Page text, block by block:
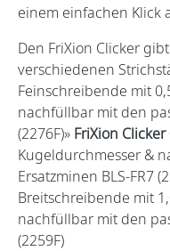
einem einfachen Klick
Den FriXion Clicker
verschiedenen
Feinschreibende mit
nachfüllbar mit den
(2276F)» FriXion Clicker
Kugeldurchmesser &
Ersatzminen BLS-FR7
Breitschreibende mit
nachfüllbar mit den
(2259F)